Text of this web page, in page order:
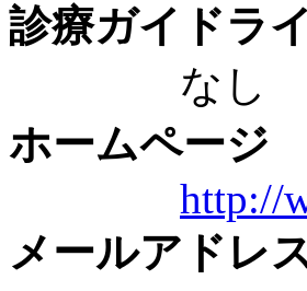
診療ガイドラ
なし
ホームページ
http://
メールアドレ